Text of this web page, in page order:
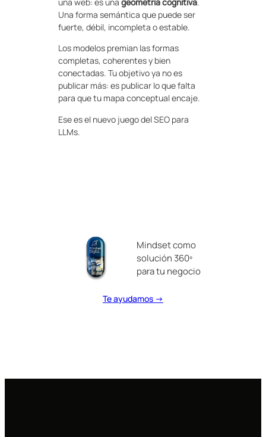
Una forma semántica que puede ser
fuerte, débil, incompleta o estable.
Los modelos premian las formas
completas, coherentes y bien
conectadas. Tu objetivo ya no es
publicar más: es publicar lo que falta
para que tu mapa conceptual encaje.
Ese es el nuevo juego del SEO para
LLMs.
Mindset como
solución 360º
para tu negocio
Te ayudamos →